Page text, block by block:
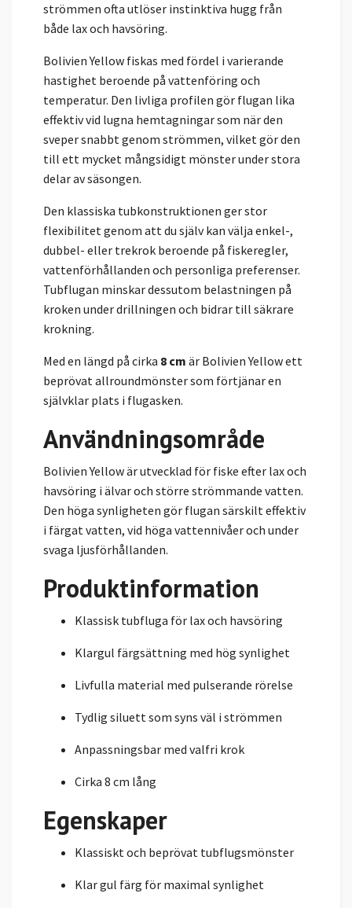
strömmen ofta utlöser instinktiva hugg från
både lax och havsöring.
Bolivien Yellow fiskas med fördel i varierande
hastighet beroende på vattenföring och
temperatur. Den livliga profilen gör flugan lika
effektiv vid lugna hemtagningar som när den
sveper snabbt genom strömmen, vilket gör den
till ett mycket mångsidigt mönster under stora
delar av säsongen.
Den klassiska tubkonstruktionen ger stor
flexibilitet genom att du själv kan välja enkel-,
dubbel- eller trekrok beroende på fiskeregler,
vattenförhållanden och personliga preferenser.
Tubflugan minskar dessutom belastningen på
kroken under drillningen och bidrar till säkrare
krokning.
Med en längd på cirka 8 cm är Bolivien Yellow ett
beprövat allroundmönster som förtjänar en
självklar plats i flugasken.
Användningsområde
Bolivien Yellow är utvecklad för fiske efter lax och
havsöring i älvar och större strömmande vatten.
Den höga synligheten gör flugan särskilt effektiv
i färgat vatten, vid höga vattennivåer och under
svaga ljusförhållanden.
Produktinformation
Klassisk tubfluga för lax och havsöring
Klargul färgsättning med hög synlighet
Livfulla material med pulserande rörelse
Tydlig siluett som syns väl i strömmen
Anpassningsbar med valfri krok
Cirka 8 cm lång
Egenskaper
Klassiskt och beprövat tubflugsmönster
Klar gul färg för maximal synlighet